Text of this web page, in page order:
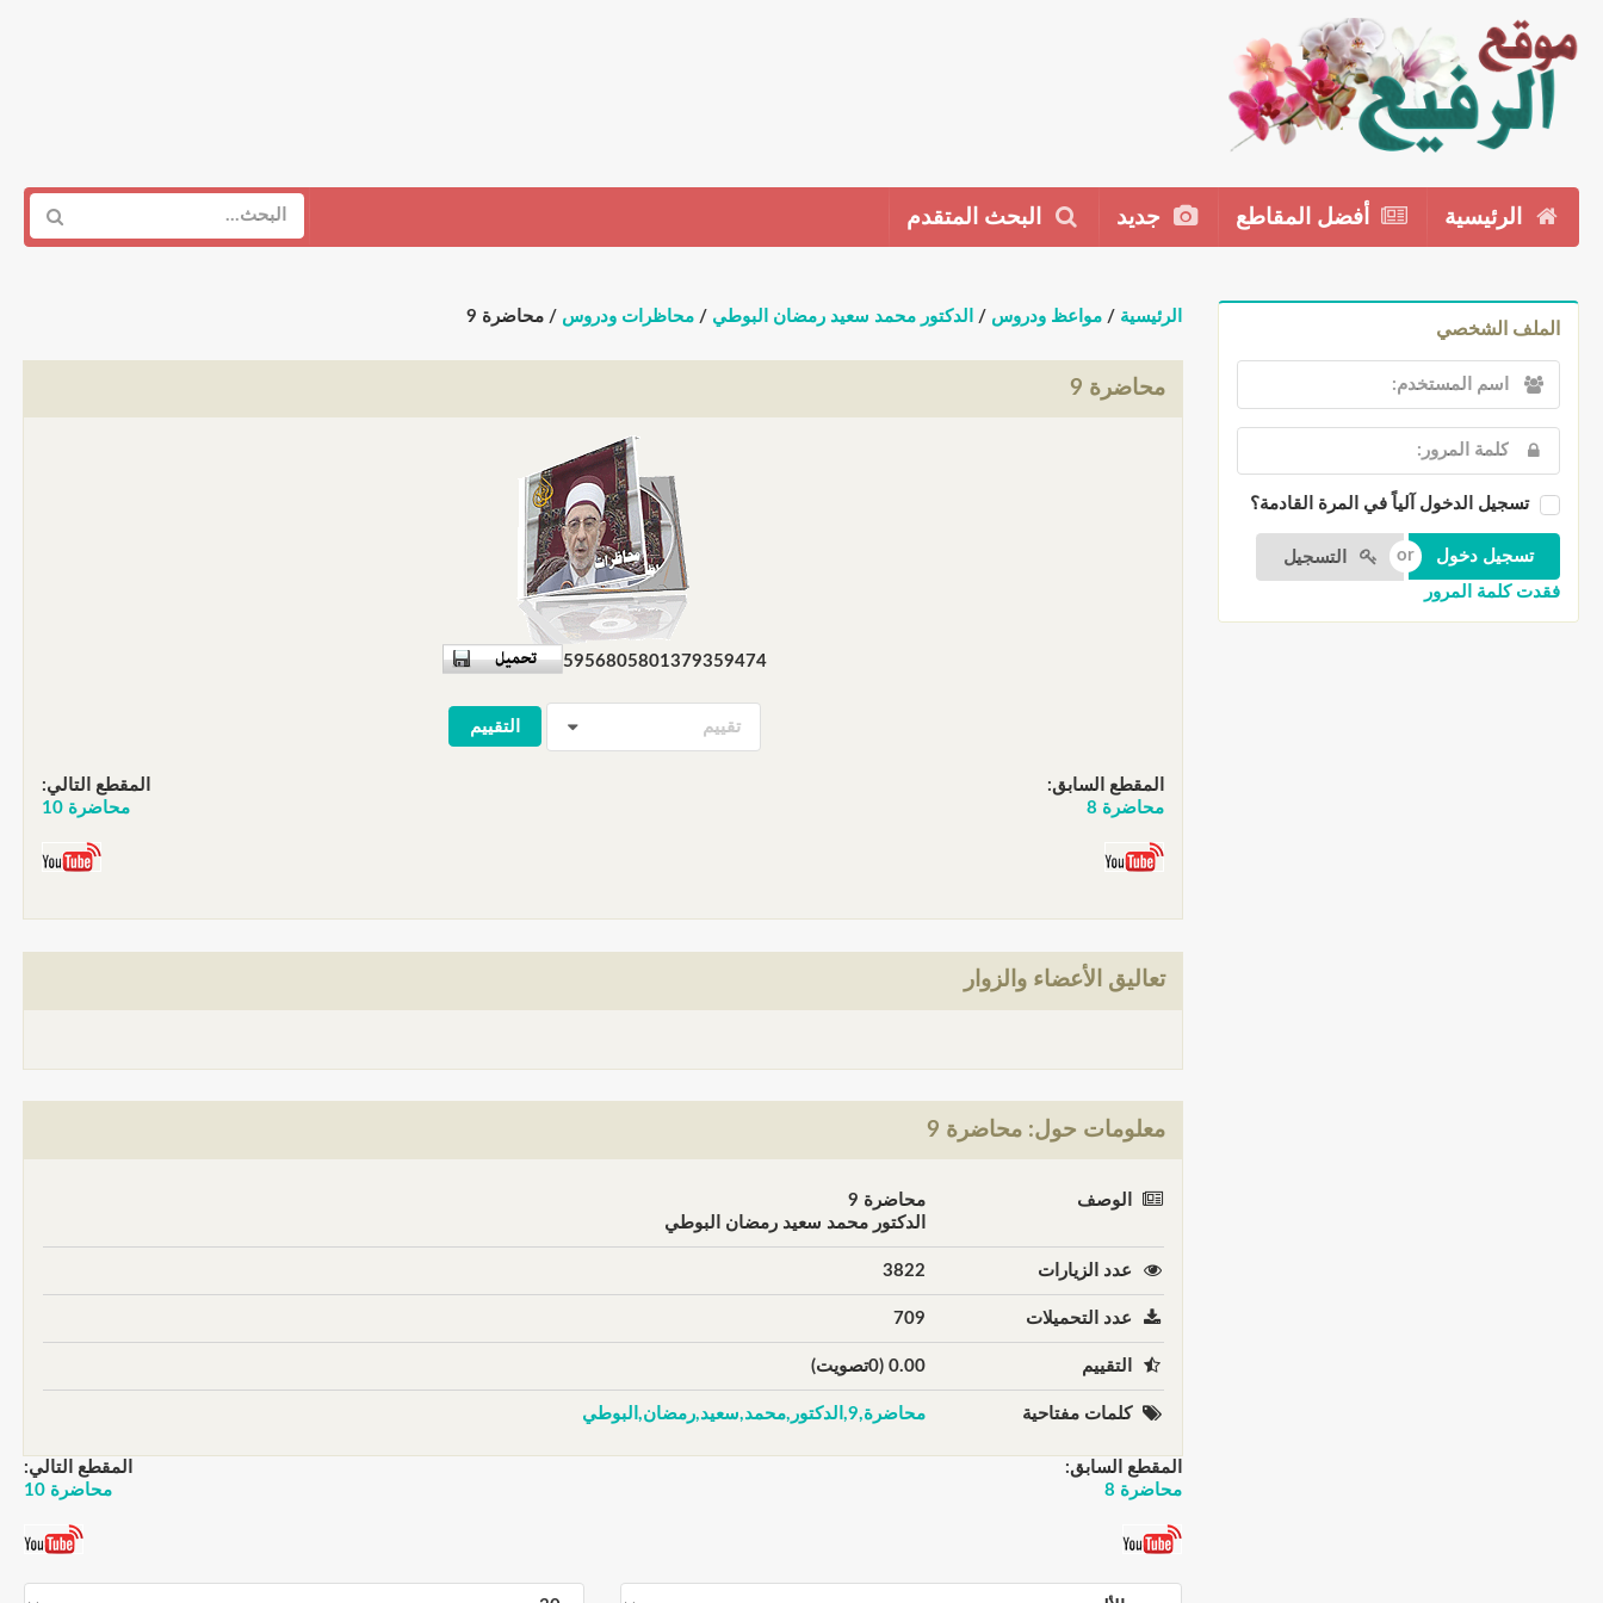
الرئيسية أفضل المقاطع جديد البحث المتقدم
الملف الشخصي
تسجيل الدخول آلياً في المرة القادمة؟
التسجيل
فقدت كلمة المرور
الرئيسية /مواعظ ودروس / الدكتور محمد سعيد رمضان البوطي /محاظرات ودروس / محاضرة 9
محاضرة 9
5956805801379359474
تقييم
المقطع السابق:
محاضرة 8
المقطع التالي:
محاضرة 10
تعاليق الأعضاء والزوار
معلومات حول: محاضرة 9
الوصف
محاضرة 9
الدكتور محمد سعيد رمضان البوطي
عدد الزيارات 3822
عدد التحميلات 709
التقييم 0.00 (0تصويت)
كلمات مفتاحية محاضرة,9,الدكتور,محمد,سعيد,رمضان,البوطي
المقطع السابق:
محاضرة 8
المقطع التالي:
محاضرة 10